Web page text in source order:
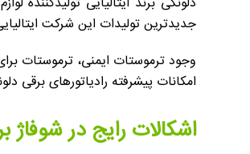
جدیدترین تولیدات این شرکت
وجود ترموستات ایمنی، ترموستات
امکانات پیشرفته رادیاتورهای برقی
اشکالات رایج در شوفاژ